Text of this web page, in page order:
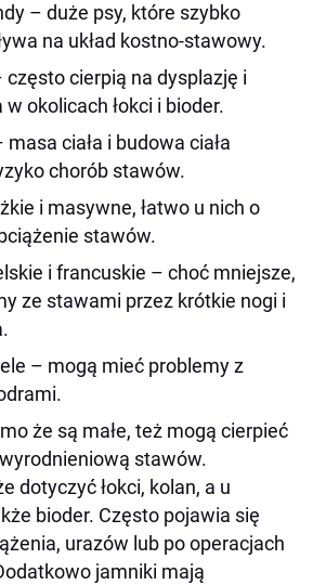
– duże psy, które szybko
na układ kostno-stawowy.
cierpią na dysplazję i
okolicach łokci i bioder.
ciała i budowa ciała
chorób stawów.
i masywne, łatwo u nich o
stawów.
i francuskie – choć mniejsze,
ze stawami przez krótkie nogi i
– mogą mieć problemy z
że są małe, też mogą cierpieć
stawów.
dotyczyć łokci, kolan, a u
bioder. Często pojawia się
urazów lub po operacjach
jamniki mają